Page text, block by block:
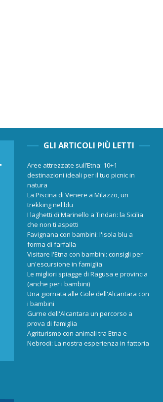
GLI ARTICOLI PIÙ LETTI
Aree attrezzate sull’Etna: 10+1
destinazioni ideali per il tuo picnic in
natura
La Piscina di Venere a Milazzo, un
trekking nel blu
I laghetti di Marinello a Tindari: la Sicilia
che non ti aspetti
Favignana con bambini: l'isola blu a
forma di farfalla
Visitare l'Etna con bambini: consigli per
un'escursione in famiglia
Le migliori spiagge di Ragusa e provincia
(anche per i bambini)
Una giornata alle Gole dell'Alcantara con
i bambini
Gurne dell'Alcantara un percorso a
prova di famiglia
Agriturismo con animali tra Etna e
Nebrodi: La nostra esperienza in fattoria